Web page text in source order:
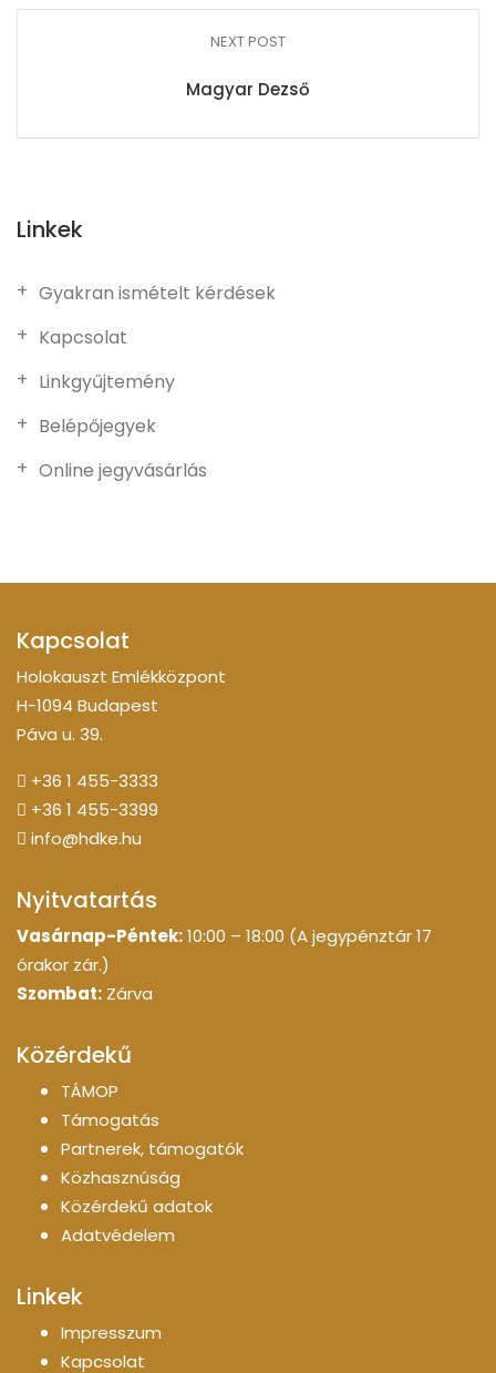
NEXT POST
Magyar Dezső
Linkek
Gyakran ismételt kérdések
Kapcsolat
Linkgyűjtemény
Belépőjegyek
Online jegyvásárlás
Kapcsolat
Holokauszt Emlékközpont
H-1094 Budapest
Páva u. 39.
+36 1 455-3333
+36 1 455-3399
info@hdke.hu
Nyitvatartás
Vasárnap-Péntek:10:00 – 18:00 (A jegypénztár 17
órakor zár.)
Szombat: Zárva
Közérdekű
TÁMOP
Támogatás
Partnerek, támogatók
Közhasznúság
Közérdekű adatok
Adatvédelem
Linkek
Impresszum
Kapcsolat